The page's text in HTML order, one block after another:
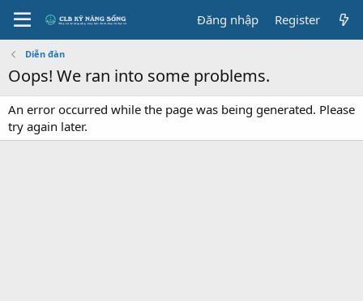
Đăng nhập Register
Diễn đàn
Oops! We ran into some problems.
An error occurred while the page was being generated. Please
try again later.